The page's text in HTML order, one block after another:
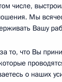
числе,
Мы
Вашу
то, что Вы
о наших